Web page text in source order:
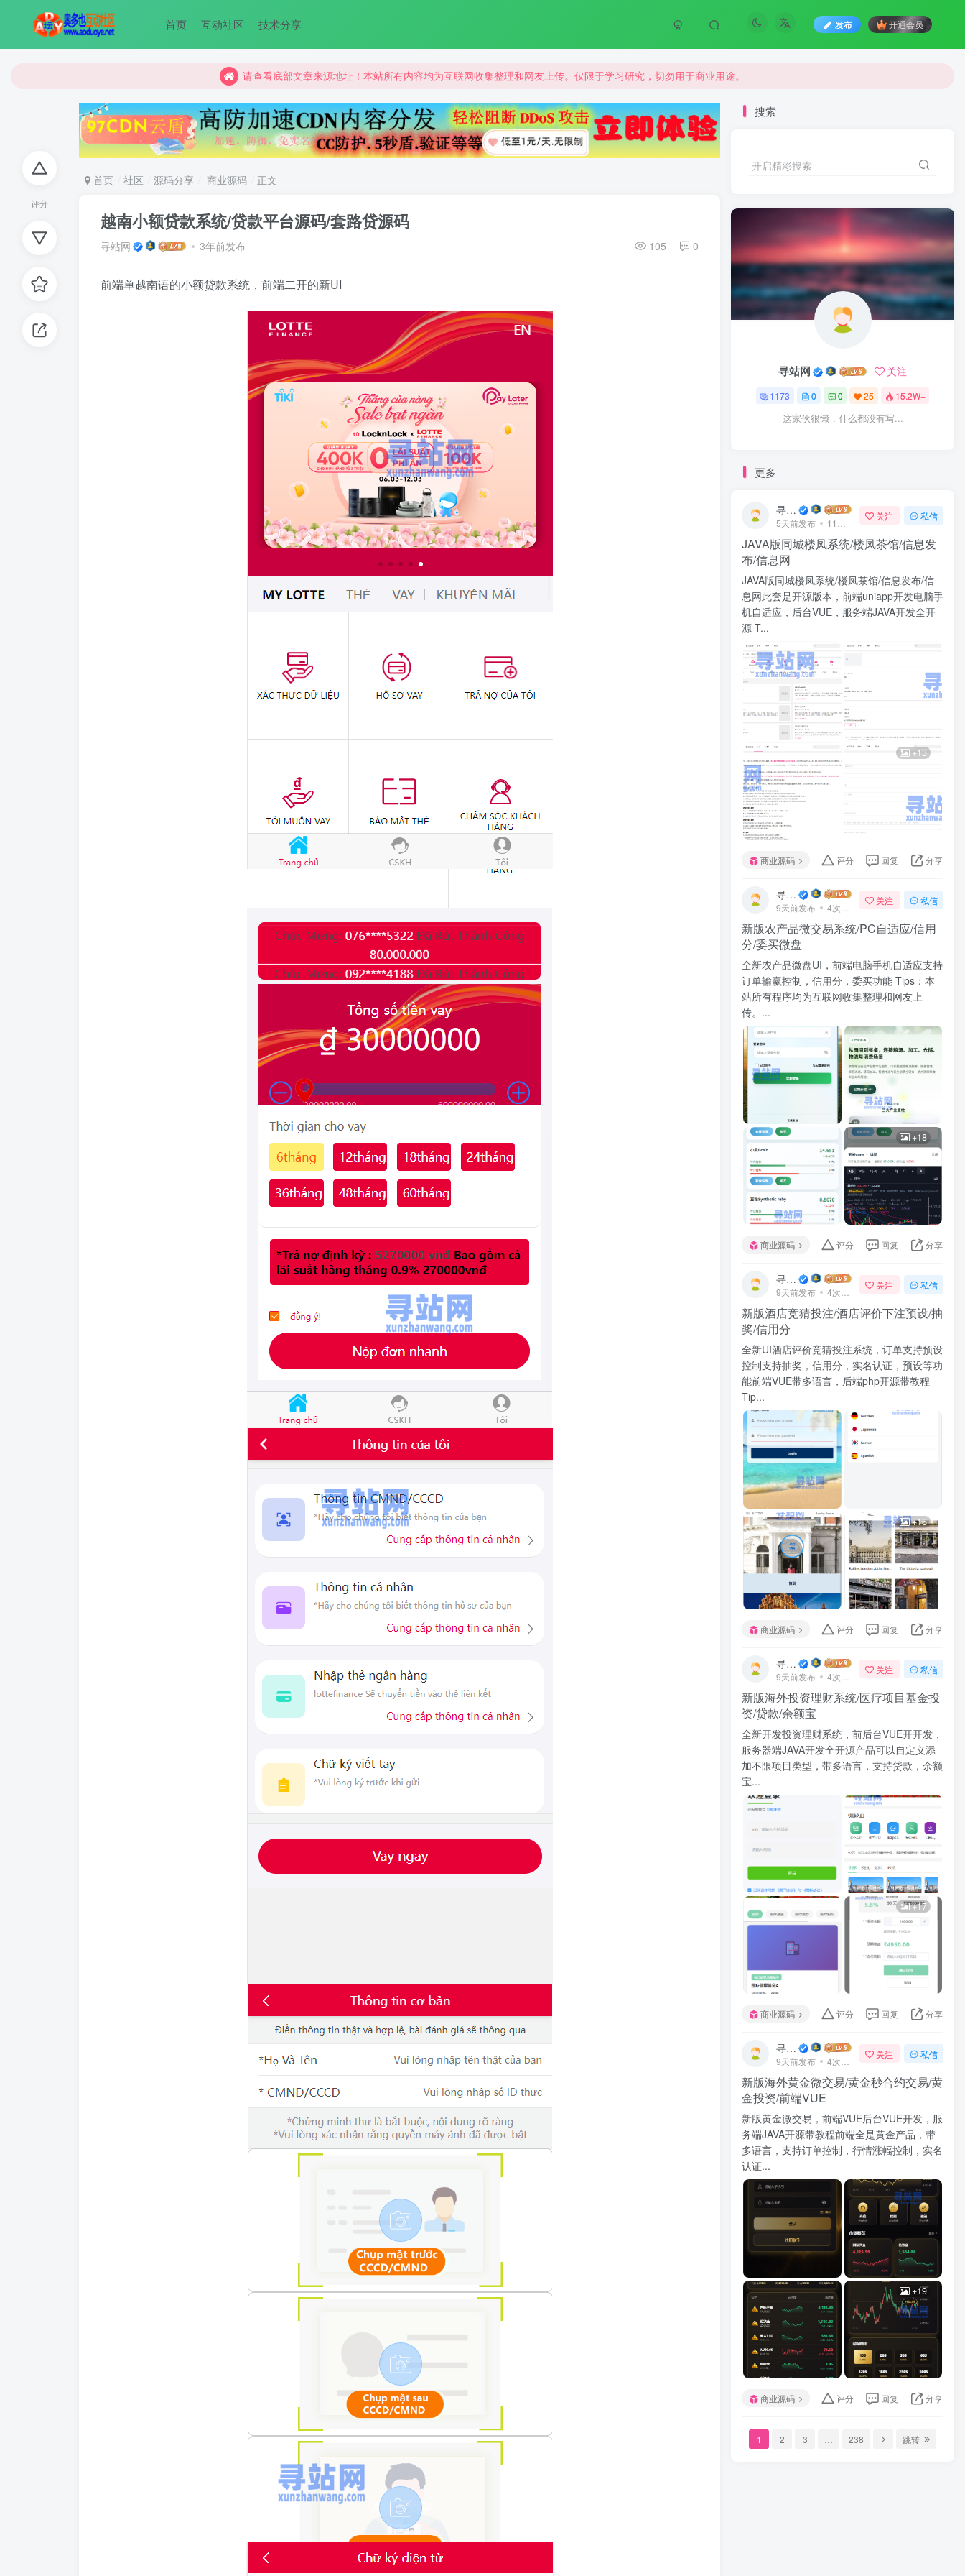
首页 互动社区 技术分享 发布 开通会员
请查看底部文章来源地址！本站所有内容均为互联网收集整理和网友上传。仅限于学习研究，切勿用于商业用途。
请查看底部文章来源地址！本站所有内容均为互联网收集整理和网友上传。仅限于学习研究，切勿用于商业用途。
请查看底部文章来源地址！本站所有内容均为互联网收集整理和网友上传。仅限于学习研究，切勿用于商业用途。
评分
首页 社区 源码分享 商业源码 正文
越南小额贷款系统/贷款平台源码/套路贷源码
寻站网 3年前发布 105 0
前端单越南语的小额贷款系统，前端二开的新UI
搜索
开启精彩搜索
寻站网 关注
1173 0 0 25 15.2W+
这家伙很懒，什么都没有写...
更多
寻站网
5天前发布 11次阅读
关注 私信
JAVA版同城楼凤系统/楼凤茶馆/信息发
布/信息网
JAVA版同城楼凤系统/楼凤茶馆/信息发布/信
息网此套是开源版本，前端uniapp开发电脑手
机自适应，后台VUE，服务端JAVA开发全开
源 T...
+13
商业源码 评分 回复 分享
寻站网
9天前发布 4次阅读
关注 私信
新版农产品微交易系统/PC自适应/信用
分/委买微盘
全新农产品微盘UI，前端电脑手机自适应支持
订单输赢控制，信用分，委买功能 Tips：本
站所有程序均为互联网收集整理和网友上
传。...
+18
商业源码 评分 回复 分享
寻站网
9天前发布 4次阅读
关注 私信
新版酒店竞猜投注/酒店评价下注预设/抽
奖/信用分
全新UI酒店评价竞猜投注系统，订单支持预设
控制支持抽奖，信用分，实名认证，预设等功
能前端VUE带多语言，后端php开源带教程
Tip...
+16
商业源码 评分 回复 分享
寻站网
9天前发布 4次阅读
关注 私信
新版海外投资理财系统/医疗项目基金投
资/贷款/余额宝
全新开发投资理财系统，前后台VUE开开发，
服务器端JAVA开发全开源产品可以自定义添
加不限项目类型，带多语言，支持贷款，余额
宝...
+17
商业源码 评分 回复 分享
寻站网
9天前发布 4次阅读
关注 私信
新版海外黄金微交易/黄金秒合约交易/黄
金投资/前端VUE
新版黄金微交易，前端VUE后台VUE开发，服
务端JAVA开源带教程前端全是黄金产品，带
多语言，支持订单控制，行情涨幅控制，实名
认证...
+19
商业源码 评分 回复 分享
1 2 3 238 跳转